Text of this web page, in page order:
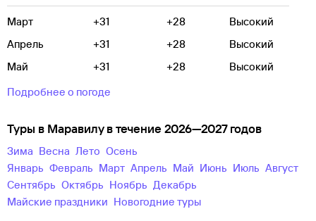
Март +31 +28
Высокий
Апрель
+31 +28
Высокий
Май
+31 +28
Высокий
Подробнее о погоде
Туры в Маравилу в течение 2026—2027 годов
зима весна лето
осень
Январь
Февраль Март Апрель Май Июнь Июль
Август
Сентябрь
Октябрь Ноябрь
Декабрь
майские праздники
новогодние туры